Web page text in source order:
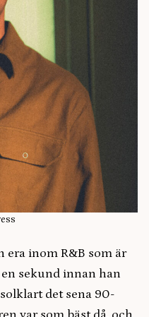
era inom R&B som är
sekund innan han
det sena 90-